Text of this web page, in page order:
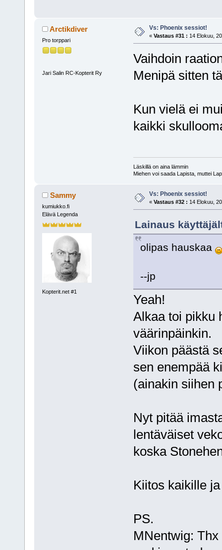
Arctikdiver
Pro torppari
Jari Salin RC-Kopterit Ry
Vs: Phoenix sessiot!
« Vastaus #31 : 14 Elokuu,
Vaihdoin
Menipä sitten
Kun vielä ei
kaikki
Läskillä on aina lämmin
Miehen voi saada Lapista, muttei
Sammy
kumiukko.fi
Elävä Legenda
Kopterit.net #1
Vs: Phoenix sessiot!
« Vastaus #32 : 14 Elokuu,
Lainaus
olipas hauskaa
--jp
Yeah!
Alkaa toi pikku
väärinpäinkin.
Viikon päästä
sen enempää
(ainakin siihen
Nyt pitää
lentäväiset
koska
Kiitos kaikille
PS.
MNentwig: